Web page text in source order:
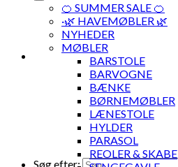
Søg efter:
🍊 SUMMER SALE 🍊
·🌿 HAVEMØBLER 🌿
NYHEDER
MØBLER
BARSTOLE
BARVOGNE
BÆNKE
BØRNEMØBLER
LÆNESTOLE
HYLDER
PARASOL
REOLER & SKABE